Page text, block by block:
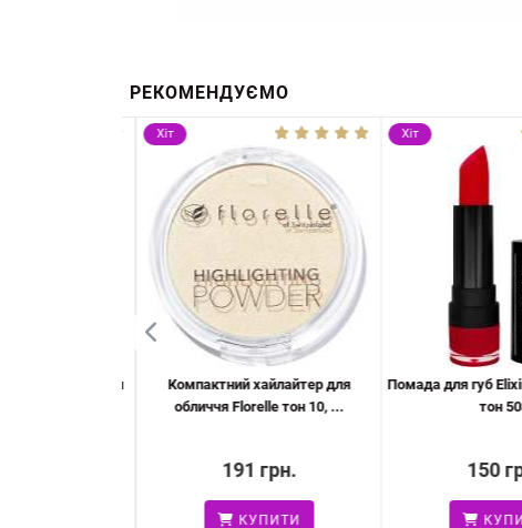
РЕКОМЕНДУЄМО
Хіт
Компактний хайлайтер для
обличчя Florelle тон 10, ...
191 грн.
КУПИТИ
Хіт
Помада для губ
тон 508
150